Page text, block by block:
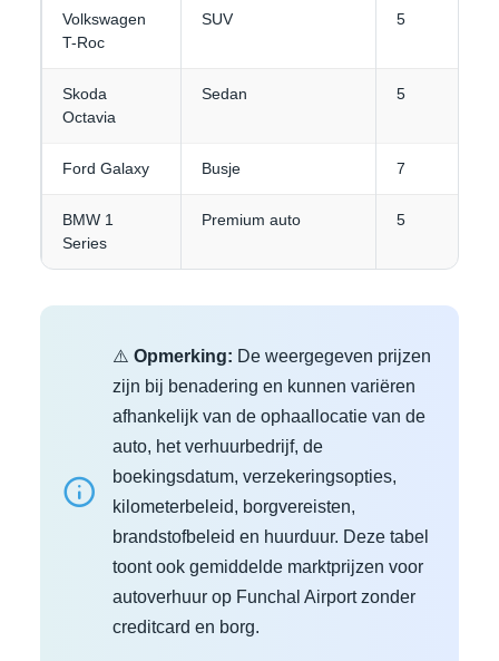
Volkswagen
T-Roc
SUV 5
Skoda
Octavia
Sedan 5
Ford Galaxy Busje 7
BMW 1
Series
Premium auto 5
⚠️ Opmerking: De weergegeven prijzen
zijn bij benadering en kunnen variëren
afhankelijk van de ophaallocatie van de
auto, het verhuurbedrijf, de
boekingsdatum, verzekeringsopties,
kilometerbeleid, borgvereisten,
brandstofbeleid en huurduur. Deze tabel
toont ook gemiddelde marktprijzen voor
autoverhuur op Funchal Airport zonder
creditcard en borg.